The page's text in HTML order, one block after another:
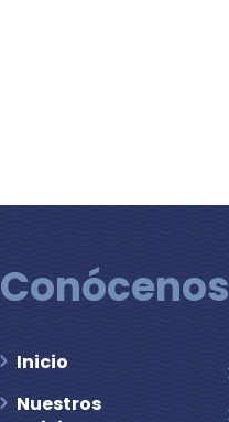
Conócenos
Inicio
Nuestros